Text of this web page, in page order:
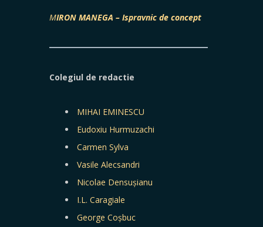
MIRON MANEGA – Ispravnic de concept
Colegiul de redactie
MIHAI EMINESCU
Eudoxiu Hurmuzachi
Carmen Sylva
Vasile Alecsandri
Nicolae Densușianu
I.L. Caragiale
George Coșbuc